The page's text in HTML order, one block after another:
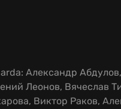
Александр
Леонов, Вячеслав
Виктор Раков,